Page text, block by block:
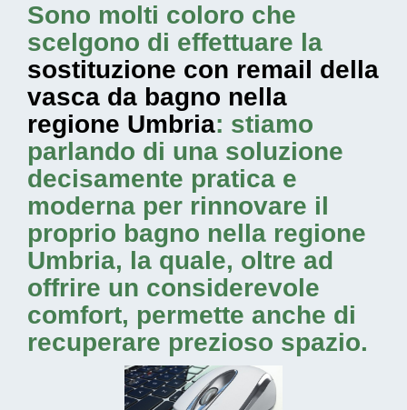
Sono molti coloro che
scelgono di effettuare la
sostituzione con remail della
vasca da bagno nella
regione Umbria: stiamo
parlando di una soluzione
decisamente pratica e
moderna per rinnovare il
proprio bagno nella regione
Umbria, la quale, oltre ad
offrire un considerevole
comfort, permette anche di
recuperare prezioso spazio.